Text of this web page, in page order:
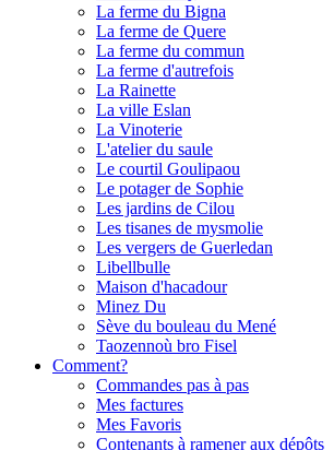
La ferme du Bigna
La ferme de Quere
La ferme du commun
La ferme d'autrefois
La Rainette
La ville Eslan
La Vinoterie
L'atelier du saule
Le courtil Goulipaou
Le potager de Sophie
Les jardins de Cilou
Les tisanes de mysmolie
Les vergers de Guerledan
Libellbulle
Maison d'hacadour
Minez Du
Sève du bouleau du Mené
Taozennoù bro Fisel
Comment?
Commandes pas à pas
Mes factures
Mes Favoris
Contenants à ramener aux dépôts